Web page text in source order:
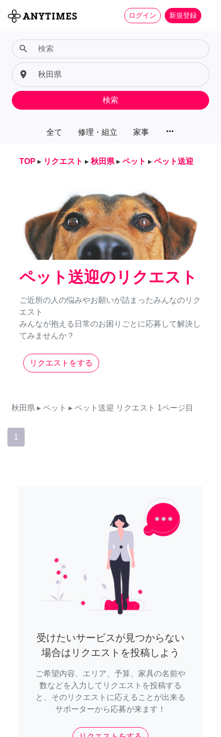
ログイン 新規登録
全て 修理・組立 家事 more_horiz
search
place
検索
TOP ▸ リクエスト ▸ 秋田県 ▸ ペット ▸ ペット送迎
ペット送迎のリクエスト
ご近所の人の悩みやお願いが詰まったみんなのリク
エスト
みんなが抱える日常のお困りごとに応募して解決し
てみませんか？
リクエストをする
秋田県 ▸ ペット ▸ ペット送迎 リクエスト 1ページ目
1
受けたいサービスが見つからない
場合はリクエストを投稿しよう
ご希望内容、エリア、予算、家具の名前や
数などを入力してリクエストを投稿する
と、そのリクエストに応えることが出来る
サポーターから応募が来ます！